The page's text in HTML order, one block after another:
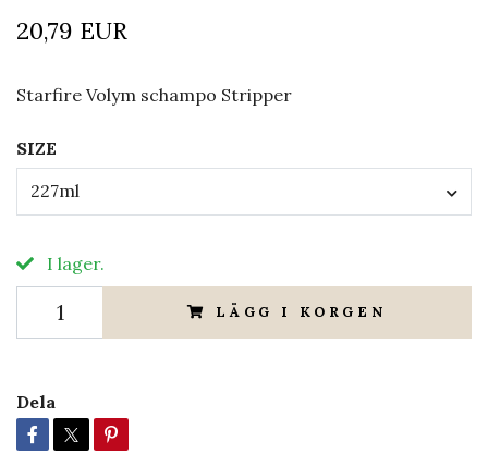
20,79 EUR
Starfire Volym schampo Stripper
SIZE
227ml
I lager.
LÄGG I KORGEN
Dela